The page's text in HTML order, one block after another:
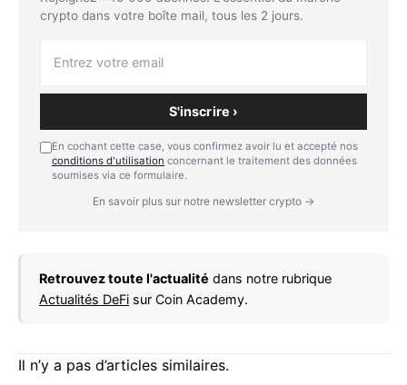
crypto dans votre boîte mail, tous les 2 jours.
S'inscrire ›
En cochant cette case, vous confirmez avoir lu et accepté nos
conditions d'utilisation concernant le traitement des données
soumises via ce formulaire.
En savoir plus sur notre newsletter crypto →
Retrouvez toute l'actualité dans notre rubrique
Actualités DeFi sur Coin Academy.
Il n’y a pas d’articles similaires.